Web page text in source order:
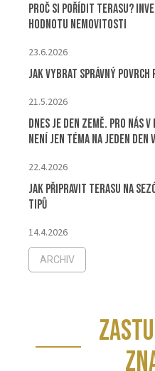
Proč si pořídit terasu?
hodnotu nemovitosti
23.6.2026
Jak vybrat správný
21.5.2026
Dnes je Den Země. Pro nás
není jen téma na jeden den
22.4.2026
Jak připravit terasu na
tipů
14.4.2026
ARCHIV